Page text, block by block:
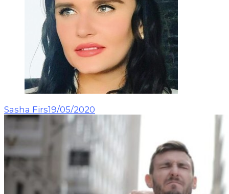
Sasha Firs19/05/2020